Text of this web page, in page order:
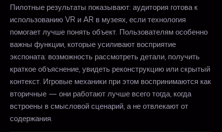
Пилотные результаты показывают: аудитория готова к
использованию VR и AR в музеях, если технология
помогает лучше понять объект. Пользователям особенно
важны функции, которые усиливают восприятие
экспоната: возможность рассмотреть детали, получить
краткое объяснение, увидеть реконструкцию или скрытый
контекст. Игровые механики при этом воспринимаются как
вторичные — они работают лучше всего тогда, когда
встроены в смысловой сценарий, а не отвлекают от
содержания.